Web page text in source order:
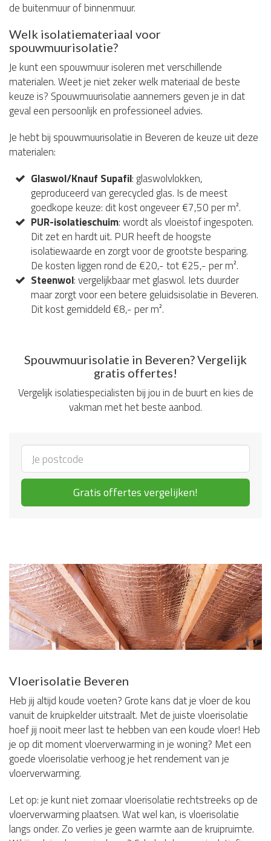
de buitenmuur of binnenmuur.
Welk isolatiemateriaal voor
spouwmuurisolatie?
Je kunt een spouwmuur isoleren met verschillende
materialen. Weet je niet zeker welk materiaal de beste
keuze is? Spouwmuurisolatie aannemers geven je in dat
geval een persoonlijk en professioneel advies.
Je hebt bij spouwmuurisolatie in Beveren de keuze uit deze
materialen:
Glaswol/Knauf Supafil: glaswolvlokken,
geproduceerd van gerecycled glas. Is de meest
goedkope keuze: dit kost ongeveer €7,50 per m².
PUR-isolatieschuim: wordt als vloeistof ingespoten.
Dit zet en hardt uit. PUR heeft de hoogste
isolatiewaarde en zorgt voor de grootste besparing.
De kosten liggen rond de €20,- tot €25,- per m².
Steenwol: vergelijkbaar met glaswol. Iets duurder
maar zorgt voor een betere geluidsisolatie in Beveren.
Dit kost gemiddeld €8,- per m².
Spouwmuurisolatie in Beveren? Vergelijk
gratis offertes!
Vergelijk isolatiespecialisten bij jou in de buurt en kies de
vakman met het beste aanbod.
Gratis offertes vergelijken!
Vloerisolatie Beveren
Heb jij altijd koude voeten? Grote kans dat je vloer de kou
vanuit de kruipkelder uitstraalt. Met de juiste vloerisolatie
hoef jij nooit meer last te hebben van een koude vloer! Heb
je op dit moment vloerverwarming in je woning? Met een
goede vloerisolatie verhoog je het rendement van je
vloerverwarming.
Let op: je kunt niet zomaar vloerisolatie rechtstreeks op de
vloerverwarming plaatsen. Wat wel kan, is vloerisolatie
langs onder. Zo verlies je geen warmte aan de kruipruimte.